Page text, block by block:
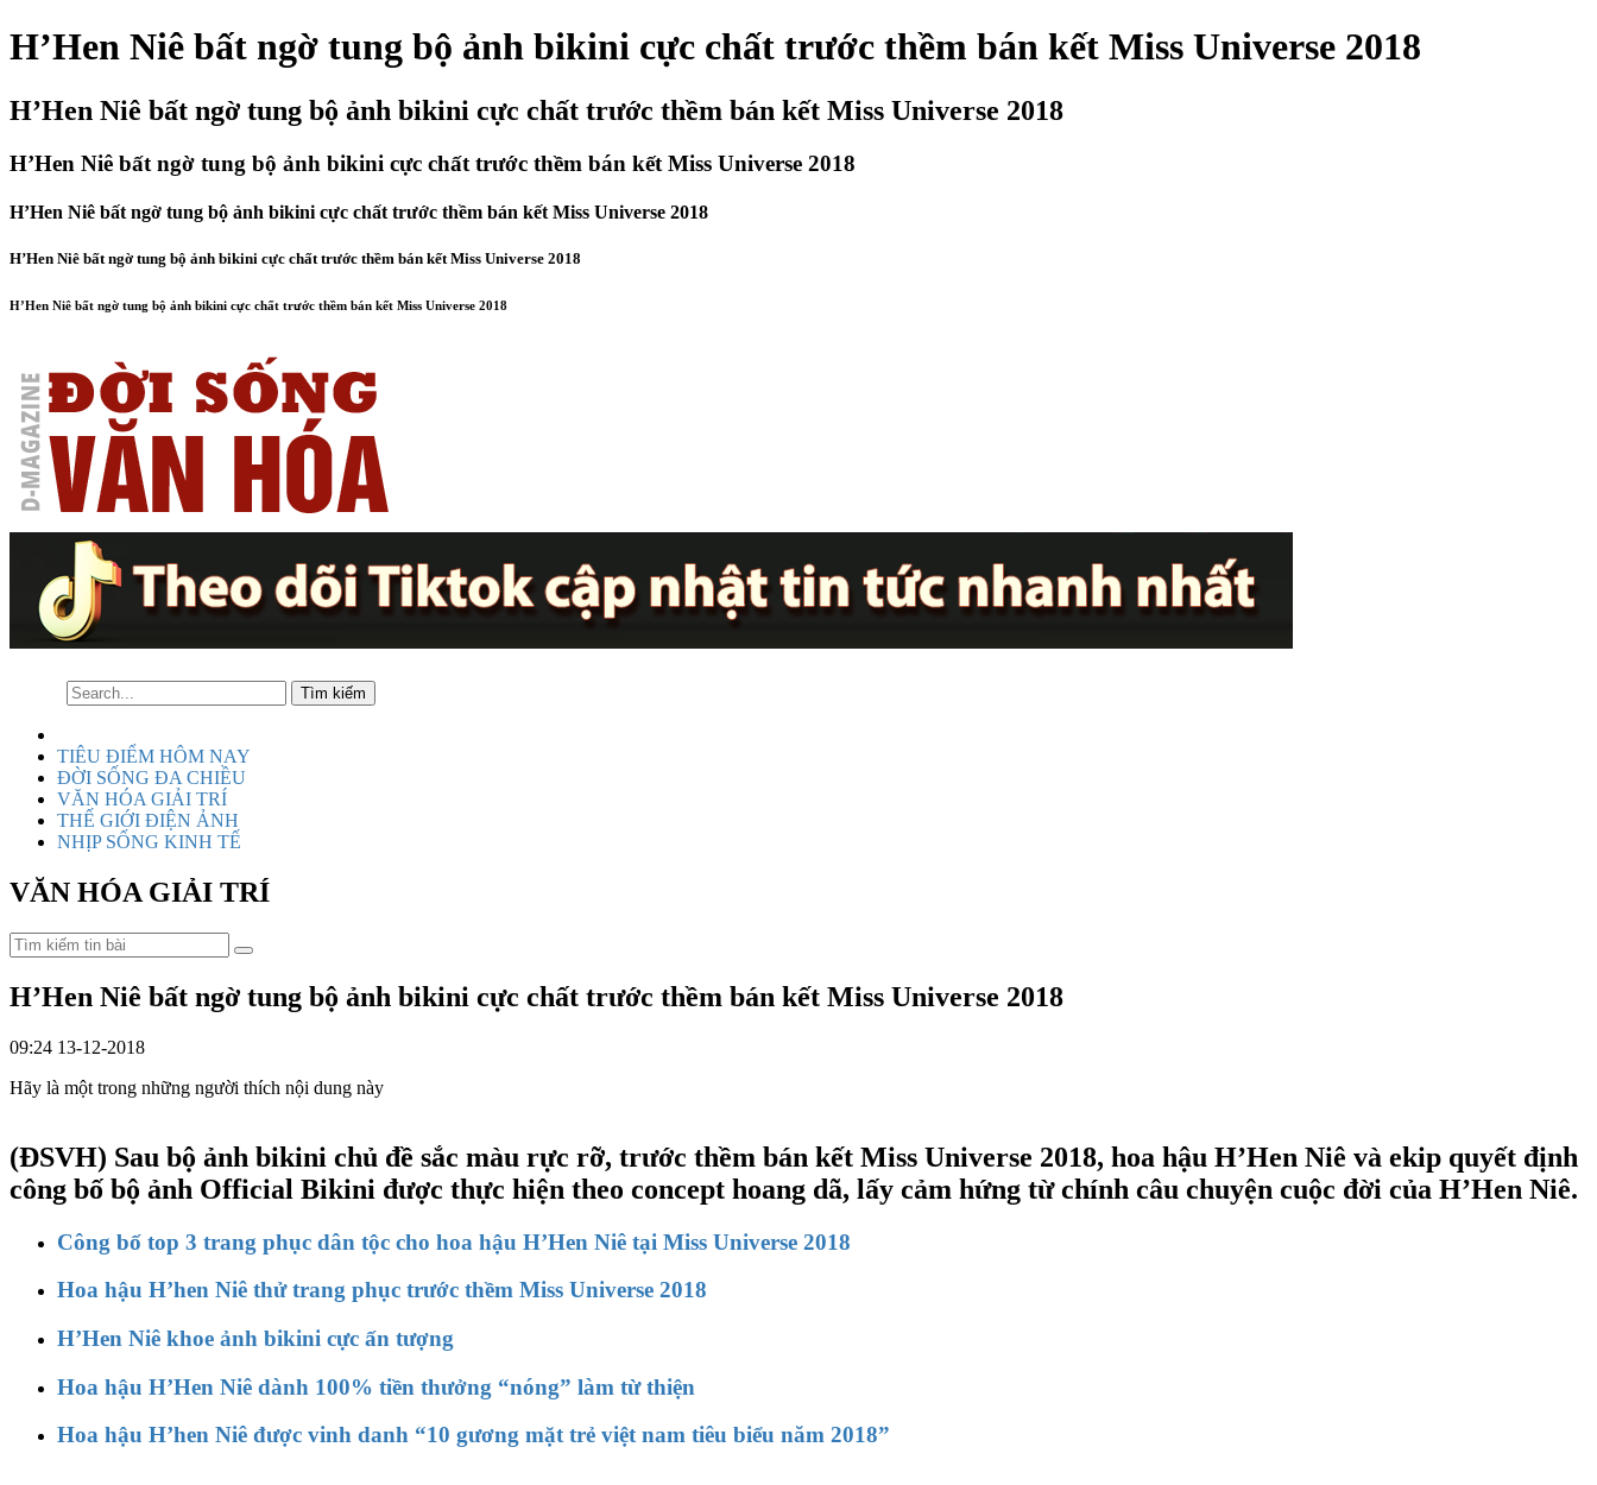
H’Hen Niê bất ngờ tung bộ ảnh bikini cực chất trước thềm bán kết Miss Universe 2018
H’Hen Niê bất ngờ tung bộ ảnh bikini cực chất trước thềm bán kết Miss Universe 2018
H’Hen Niê bất ngờ tung bộ ảnh bikini cực chất trước thềm bán kết Miss Universe 2018
H’Hen Niê bất ngờ tung bộ ảnh bikini cực chất trước thềm bán kết Miss Universe 2018
H’Hen Niê bất ngờ tung bộ ảnh bikini cực chất trước thềm bán kết Miss Universe 2018
H’Hen Niê bất ngờ tung bộ ảnh bikini cực chất trước thềm bán kết Miss Universe 2018
TIÊU ĐIỂM HÔM NAY
ĐỜI SỐNG ĐA CHIỀU
VĂN HÓA GIẢI TRÍ
THẾ GIỚI ĐIỆN ẢNH
NHỊP SỐNG KINH TẾ
VĂN HÓA GIẢI TRÍ
H’Hen Niê bất ngờ tung bộ ảnh bikini cực chất trước thềm bán kết Miss Universe 2018
09:24 13-12-2018
Hãy là một trong những người thích nội dung này
(ĐSVH) Sau bộ ảnh bikini chủ đề sắc màu rực rỡ, trước thềm bán kết Miss Universe 2018, hoa hậu H’Hen Niê và ekip quyết định
công bố bộ ảnh Official Bikini được thực hiện theo concept hoang dã, lấy cảm hứng từ chính câu chuyện cuộc đời của H’Hen Niê.
Công bố top 3 trang phục dân tộc cho hoa hậu H’Hen Niê tại Miss Universe 2018
Hoa hậu H’hen Niê thử trang phục trước thềm Miss Universe 2018
H’Hen Niê khoe ảnh bikini cực ấn tượng
Hoa hậu H’Hen Niê dành 100% tiền thưởng “nóng” làm từ thiện
Hoa hậu H’hen Niê được vinh danh “10 gương mặt trẻ việt nam tiêu biểu năm 2018”